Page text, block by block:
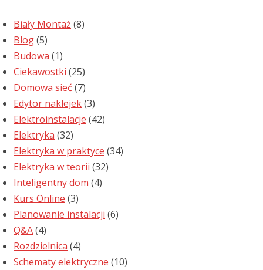
Biały Montaż (8)
Blog(5)
Budowa (1)
Ciekawostki (25)
Domowa sieć (7)
Edytor naklejek(3)
Elektroinstalacje (42)
Elektryka (32)
Elektryka w praktyce (34)
Elektryka w teorii (32)
Inteligentny dom (4)
Kurs Online (3)
Planowanie instalacji (6)
Q&A(4)
Rozdzielnica (4)
Schematy elektryczne (10)